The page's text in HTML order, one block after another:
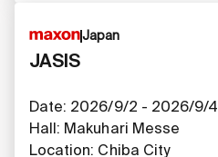
Japan
JASIS
Date: 2026/9/2 - 2026/9/4
Hall: Makuhari Messe
Location: Chiba City